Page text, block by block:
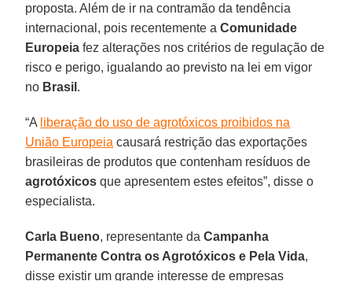
proposta. Além de ir na contramão da tendência
internacional, pois recentemente aComunidade
Europeia fez alterações nos critérios de regulação de
risco e perigo, igualando ao previsto na lei em vigor
no Brasil .
“A liberação do uso de agrotóxicos proibidos na
União Europeia causará restrição das exportações
brasileiras de produtos que contenham resíduos de
agrotóxicos que apresentem estes efeitos”, disse o
especialista.
Carla Bueno, representante daCampanha
Permanente Contra os Agrotóxicos e Pela Vida,
disse existir um grande interesse de empresas